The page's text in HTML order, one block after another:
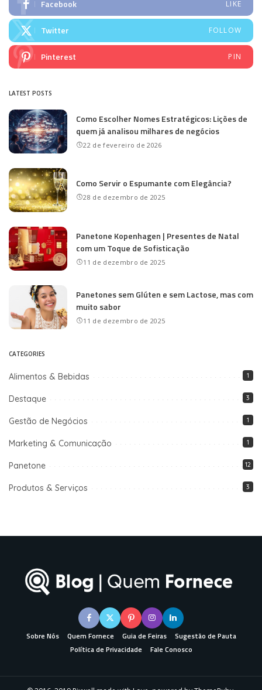
Facebook LIKE
Twitter FOLLOW
Pinterest PIN
LATEST POSTS
Como Escolher Nomes Estratégicos: Lições de
quem já analisou milhares de negócios
22 de fevereiro de 2026
Como Servir o Espumante com Elegância?
28 de dezembro de 2025
Panetone Kopenhagen | Presentes de Natal
com um Toque de Sofisticação
11 de dezembro de 2025
Panetones sem Glúten e sem Lactose, mas com
muito sabor
11 de dezembro de 2025
CATEGORIES
Alimentos & Bebidas 1
Destaque 3
Gestão de Negócios 1
Marketing & Comunicação 1
Panetone 12
Produtos & Serviços 3
Sobre Nós Quem Fornece Guia de Feiras
Sugestão de Pauta
Política de Privacidade
Fale Conosco